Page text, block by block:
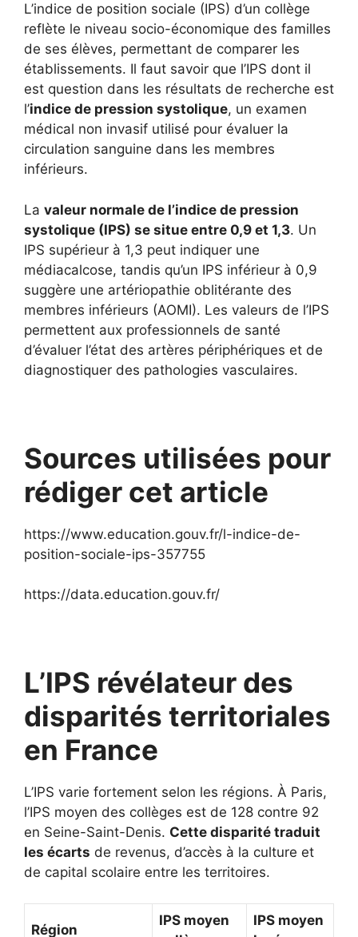
L’indice de position sociale (IPS) d’un collège
reflète le niveau socio-économique des familles
de ses élèves, permettant de comparer les
établissements. Il faut savoir que l’IPS dont il
est question dans les résultats de recherche est
l’indice de pression systolique, un examen
médical non invasif utilisé pour évaluer la
circulation sanguine dans les membres
inférieurs.
La valeur normale de l’indice de pression
systolique (IPS) se situe entre 0,9 et 1,3. Un
IPS supérieur à 1,3 peut indiquer une
médiacalcose, tandis qu’un IPS inférieur à 0,9
suggère une artériopathie oblitérante des
membres inférieurs (AOMI). Les valeurs de l’IPS
permettent aux professionnels de santé
d’évaluer l’état des artères périphériques et de
diagnostiquer des pathologies vasculaires.
Sources utilisées pour
rédiger cet article
https://www.education.gouv.fr/l-indice-de-
position-sociale-ips-357755
https://data.education.gouv.fr/
L’IPS révélateur des
disparités territoriales
en France
L’IPS varie fortement selon les régions. À Paris,
l’IPS moyen des collèges est de 128 contre 92
en Seine-Saint-Denis. Cette disparité traduit
les écarts de revenus, d’accès à la culture et
de capital scolaire entre les territoires.
Région
IPS moyen
IPS moyen